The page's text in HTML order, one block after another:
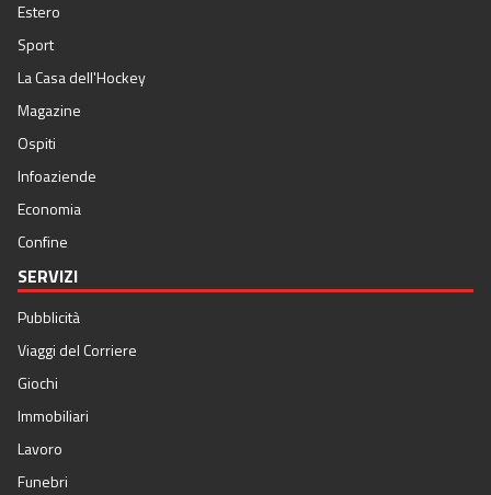
Estero
Sport
La Casa dell'Hockey
Magazine
Ospiti
Infoaziende
Economia
Confine
SERVIZI
Pubblicità
Viaggi del Corriere
Giochi
Immobiliari
Lavoro
Funebri